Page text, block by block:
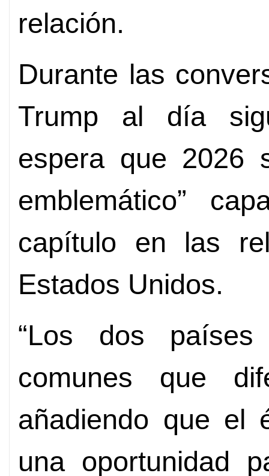
relación.
Durante las
Trump al día
espera que 2026
emblemático”
capítulo en las
Estados Unidos.
“Los dos
comunes que
añadiendo que el
una oportunidad